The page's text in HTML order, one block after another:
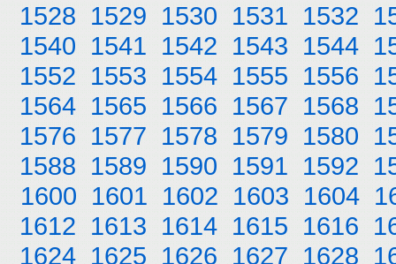
1528 1529 1530 1531 1532
1540 1541 1542 1543 1544
1552 1553 1554 1555 1556
1564 1565 1566 1567 1568
1576 1577 1578 1579 1580
1588 1589 1590 1591 1592
1600 1601 1602 1603 1604
1612 1613 1614 1615 1616
1624 1625 1626 1627 1628